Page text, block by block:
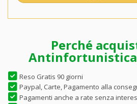
Perché
Reso Gratis 90 giorni
Paypal, Carte, Pagamento alla
Pagamenti anche a rate senza